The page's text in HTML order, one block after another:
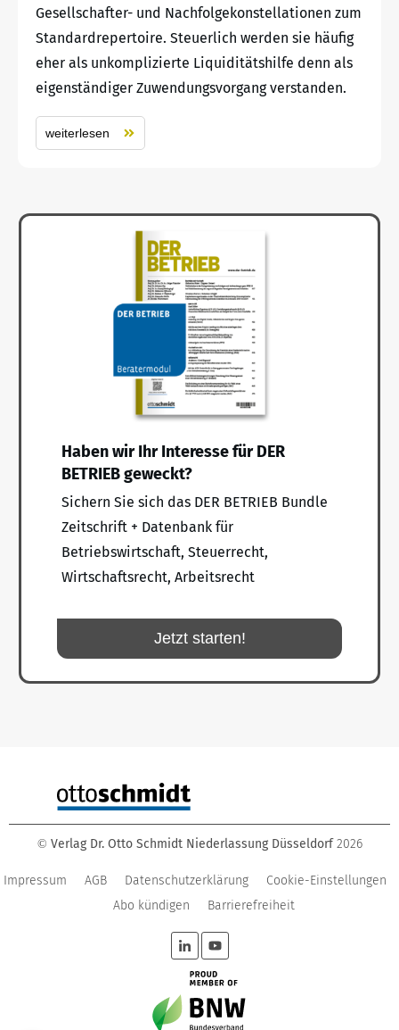
Gesellschafter- und Nachfolgekonstellationen zum
Standardrepertoire. Steuerlich werden sie häufig
eher als unkomplizierte Liquiditätshilfe denn als
eigenständiger Zuwendungsvorgang verstanden.
weiterlesen
Haben wir Ihr Interesse für DER
BETRIEB geweckt?
Sichern Sie sich das DER BETRIEB Bundle
Zeitschrift + Datenbank für
Betriebswirtschaft, Steuerrecht,
Wirtschaftsrecht, Arbeitsrecht
Jetzt starten!
© Verlag Dr. Otto Schmidt Niederlassung Düsseldorf 2026
Impressum AGB Datenschutzerklärung
Cookie-Einstellungen
Abo kündigen
Barrierefreiheit